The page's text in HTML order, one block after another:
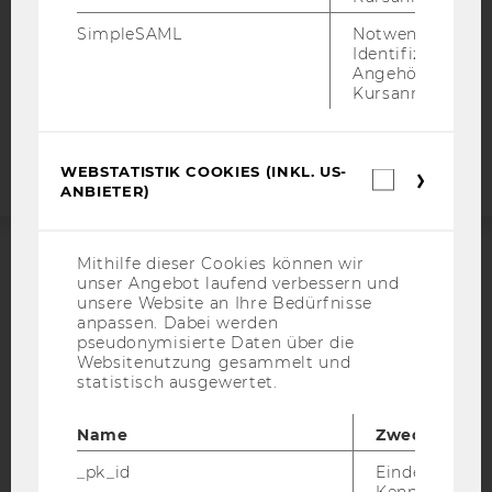
STUDIENBEWERBER*INNEN UND STUDIERENDE
COOKIE EINSTELLUNGEN
Barrierefreiheitserklärung
ACCREDITED BY:
EQUIS AACSB
AMBA
SimpleSAML
Notwendig zur
Identifizierung
Angehörige/r für
Kursanmeldung.
WEBSTATISTIK COOKIES (INKL. US-
ANBIETER)
Mithilfe dieser Cookies können wir
unser Angebot laufend verbessern und
unsere Website an Ihre Bedürfnisse
anpassen. Dabei werden
pseudonymisierte Daten über die
Websitenutzung gesammelt und
statistisch ausgewertet.
Name
Zweck
_pk_id
Eindeutige